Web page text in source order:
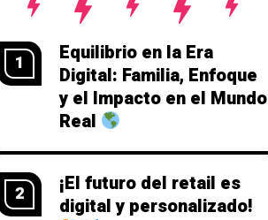
1
Equilibrio en la Era
Digital: Familia, Enfoque
y el Impacto en el Mundo
Real
2
¡El futuro del retail es
digital y personalizado!